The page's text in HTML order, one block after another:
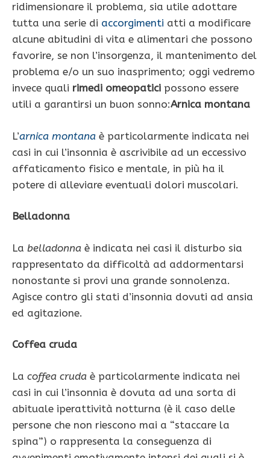
ridimensionare il problema, sia utile adottare
tutta una serie di accorgimenti atti a modificare
alcune abitudini di vita e alimentari che possono
favorire, se non l’insorgenza, il mantenimento del
problema e/o un suo inasprimento; oggi vedremo
invece quali rimedi omeopatici possono essere
utili a garantirsi un buon sonno:Arnica montana
L’arnica montana è particolarmente indicata nei
casi in cui l’insonnia è ascrivibile ad un eccessivo
affaticamento fisico e mentale, in più ha il
potere di alleviare eventuali dolori muscolari.
Belladonna
La belladonna è indicata nei casi il disturbo sia
rappresentato da difficoltà ad addormentarsi
nonostante si provi una grande sonnolenza.
Agisce contro gli stati d’insonnia dovuti ad ansia
ed agitazione.
Coffea cruda
La coffea cruda è particolarmente indicata nei
casi in cui l’insonnia è dovuta ad una sorta di
abituale iperattività notturna (è il caso delle
persone che non riescono mai a “staccare la
spina”) o rappresenta la conseguenza di